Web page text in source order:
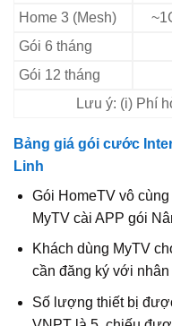
Home 3 (Mesh)
Gói 6 tháng
Gói 12 tháng
Lưu ý: (i) Phí
Bảng giá gói cước
Linh
Gói HomeTV vô
MyTV cài APP gói
Khách dùng MyTV
cần đăng ký với
Số lượng thiết bị